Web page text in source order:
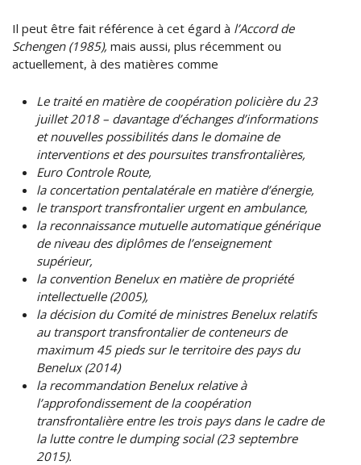
Il peut être fait référence à cet égard à l’Accord de
Schengen (1985), mais aussi, plus récemment ou
actuellement, à des matières comme
Le traité en matière de coopération policière du 23
juillet 2018 – davantage d’échanges d’informations
et nouvelles possibilités dans le domaine de
interventions et des poursuites transfrontalières,
Euro Controle Route,
la concertation pentalatérale en matière d’énergie,
le transport transfrontalier urgent en ambulance,
la reconnaissance mutuelle automatique générique
de niveau des diplômes de l’enseignement
supérieur,
la convention Benelux en matière de propriété
intellectuelle (2005),
la décision du Comité de ministres Benelux relatifs
au transport transfrontalier de conteneurs de
maximum 45 pieds sur le territoire des pays du
Benelux (2014)
la recommandation Benelux relative à
l’approfondissement de la coopération
transfrontalière entre les trois pays dans le cadre de
la lutte contre le dumping social (23 septembre
2015).